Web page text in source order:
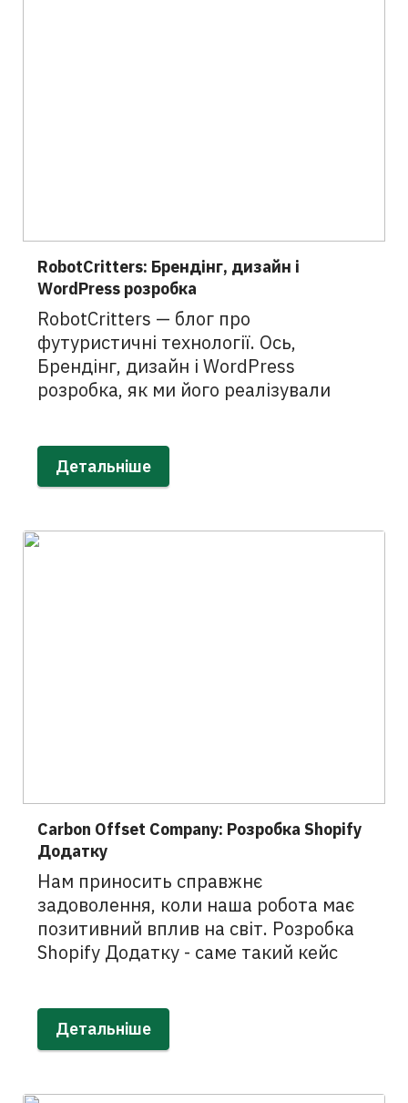
RobotCritters: Брендінг, дизайн і
WordPress розробка
RobotCritters — блог про
футуристичні технології. Ось,
Брендінг, дизайн і WordPress
розробка, як ми його реалізували
Детальніше
Carbon Offset Company: Розробка Shopify
Додатку
Нам приносить справжнє
задоволення, коли наша робота має
позитивний вплив на світ. Розробка
Shopify Додатку - саме такий кейс
Детальніше